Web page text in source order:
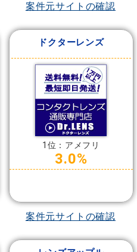
案件元サイトの確認
ドクターレンズ
1位：アメフリ
3.0%
案件元サイトの確認